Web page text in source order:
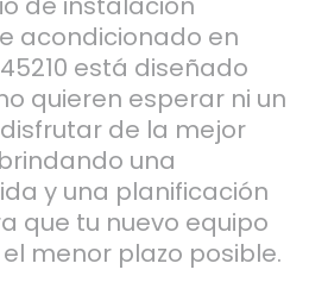
acondicionado en
está diseñado
quieren esperar ni un
de la mejor
una
y una planificación
que tu nuevo equipo
menor plazo posible.